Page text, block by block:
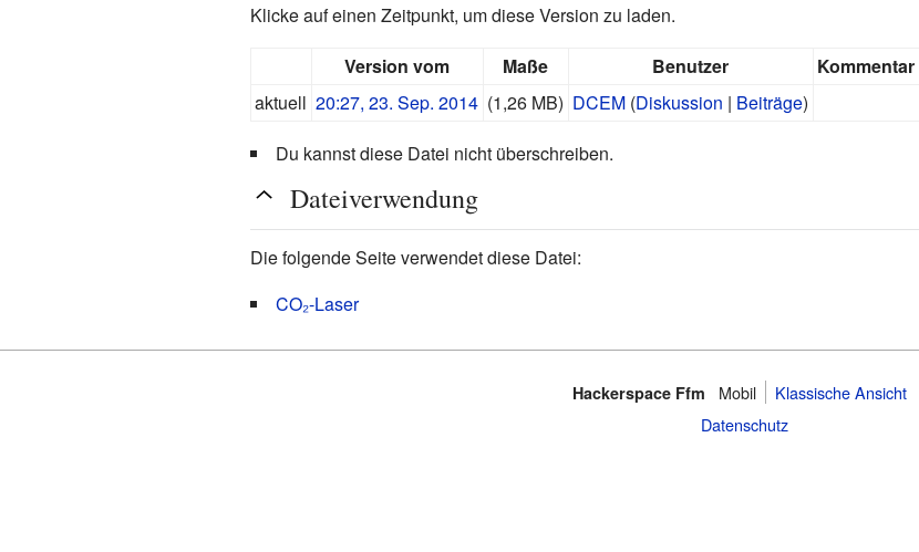
Klicke auf einen Zeitpunkt, um diese Version zu laden.
Version vom
Maße Benutzer
Kommentar
aktuell 20:27, 23. Sep. 2014 (1,26 MB) DCEM (Diskussion | Beiträge)
Du kannst diese Datei nicht überschreiben.
Dateiverwendung
Die folgende Seite verwendet diese Datei:
CO₂-Laser
Hackerspace Ffm Mobil
Klassische Ansicht
Datenschutz